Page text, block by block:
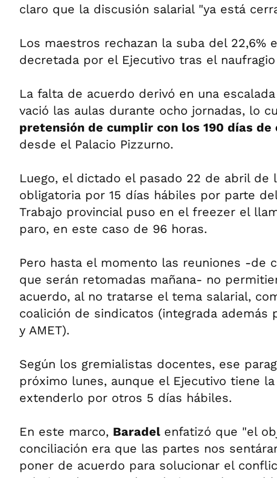
claro que la discusión salarial "ya está
Los maestros rechazan la suba del 22,6%
decretada por el Ejecutivo tras el
La falta de acuerdo derivó en una
vació las aulas durante ocho jornadas, lo
pretensión de cumplir con los 190 días de
desde el Palacio Pizzurno.
Luego, el dictado el pasado 22 de abril de
obligatoria por 15 días hábiles por parte
Trabajo provincial puso en el freezer el
paro, en este caso de 96 horas.
Pero hasta el momento las reuniones -de
que serán retomadas mañana- no
acuerdo, al no tratarse el tema salarial,
coalición de sindicatos (integrada además
y AMET).
Según los gremialistas docentes, ese
próximo lunes, aunque el Ejecutivo tiene
extenderlo por otros 5 días hábiles.
En este marco, Baradel enfatizó que "el
conciliación era que las partes nos
poner de acuerdo para solucionar el